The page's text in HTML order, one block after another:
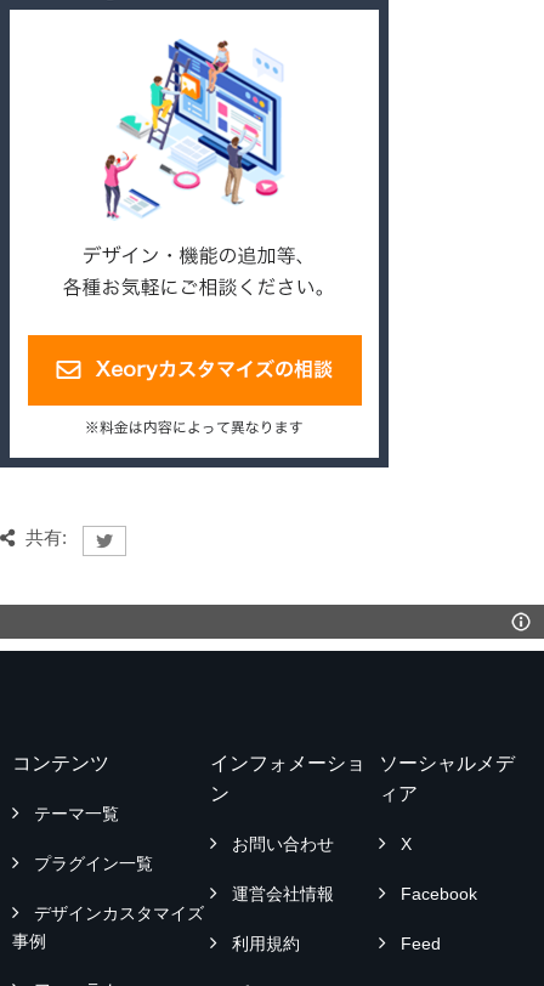
共有:
コンテンツ
テーマ一覧
プラグイン一覧
デザインカスタマイズ
事例
インフォメーショ
ン
お問い合わせ
運営会社情報
利用規約
ソーシャルメデ
ィア
X
Facebook
Feed